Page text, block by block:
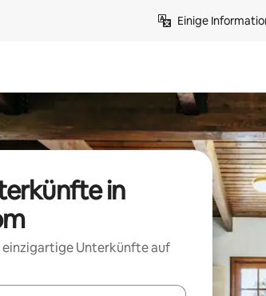
Einige
in
einzigartige Unterkünfte auf